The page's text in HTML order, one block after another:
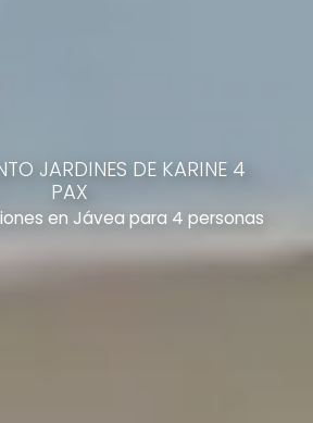
JARDINES DE KARINE 4
PAX
en Jávea para 4 personas